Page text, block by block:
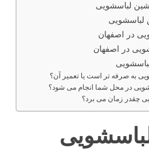
لباسشویی
لباسشویی
در اصفهان
در اصفهان
به صرفه تر است یا تعمیر آن؟
در محل شما انجام می شود؟
چقدر زمان می برد؟